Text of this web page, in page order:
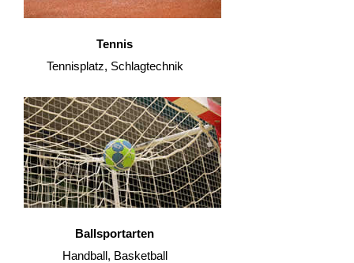
Tennis
Tennisplatz, Schlagtechnik
Ballsportarten
Handball, Basketball